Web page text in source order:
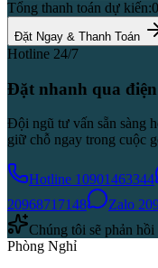
Tổng thanh toán dự kiến:
Đặt Ngay & Thanh Toán
Hotline 24/7
Đặt nhanh qua
Đội ngũ tư vấn sẵn sàng
giữ chỗ ngay trong cuộc
Hotline 10901463344
20968717148 Zalo 2
Chúng tôi sẽ phản hồi
Phòng Nghỉ